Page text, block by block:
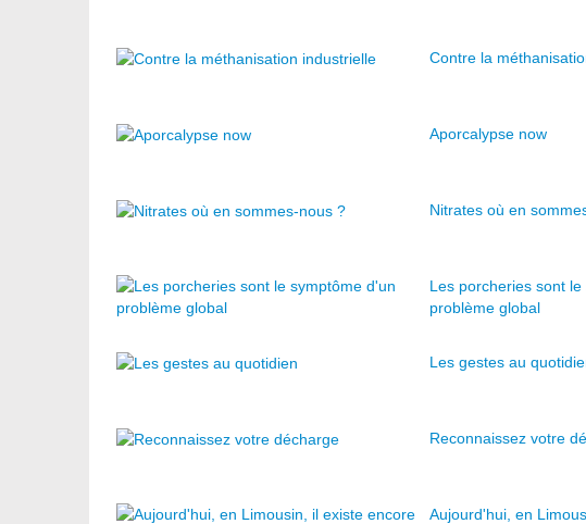
Contre la
Aporcalypse now
Nitrates où en
Les porcheries sont
problème global
Les gestes au
Reconnaissez votre
Aujourd'hui, en